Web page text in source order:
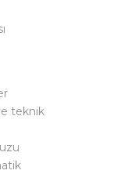
teknik